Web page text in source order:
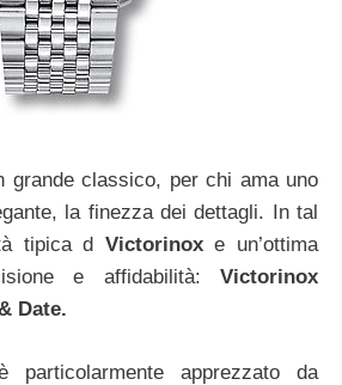
grande classico, per chi ama uno
la finezza dei dettagli. In tal
tipica d Victorinoxe un’ottima
e affidabilità: Victorinox
Date.
particolarmente apprezzato da